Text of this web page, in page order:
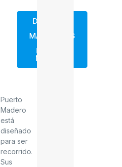
DESCUBRE
MARAVILLAS
RESERVA
NATURAL
Puerto
Madero
está
diseñado
para ser
recorrido.
Sus